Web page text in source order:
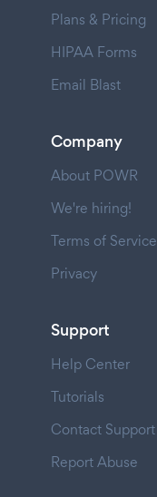
Plans & Pricing
HIPAA Forms
Email Blast
Company
About POWR
We're hiring!
Terms of Service
Privacy
Support
Help Center
Tutorials
Contact Support
Report Abuse